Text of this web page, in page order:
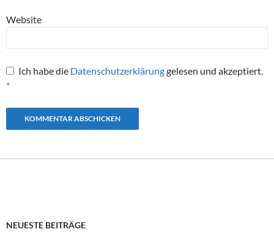
Website
Ich habe die Datenschutzerklärunggelesen und akzeptiert.
*
NEUESTE BEITRÄGE